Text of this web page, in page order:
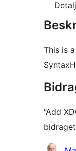
This is
“Add